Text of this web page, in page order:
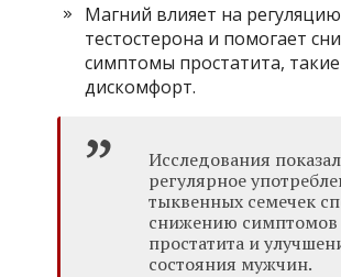
Магний влияет на
тестостерона и помогает
симптомы простатита,
дискомфорт.
Исследования
регулярное
тыквенных семечек
снижению симптомов
простатита и
состояния мужчин.